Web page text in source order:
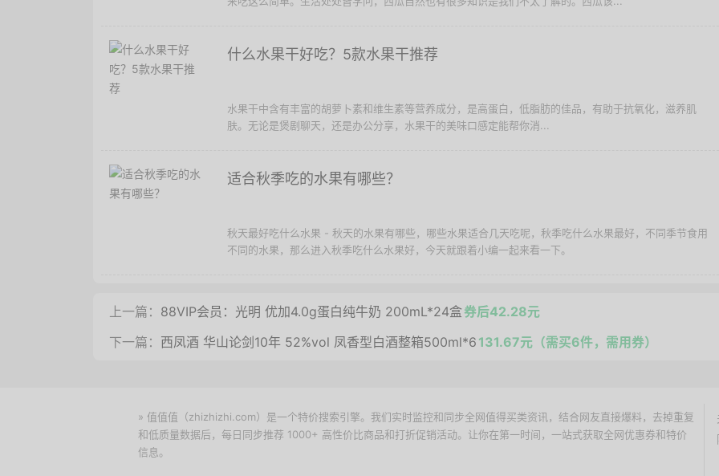
什么水果干好吃？5款水果干推荐
水果干中含有丰富的胡萝卜素和维生素等营养成分，是高蛋白，低脂肪的佳品，有助于抗氧化，滋养肌
肤。无论是煲剧聊天，还是办公分享，水果干的美味口感定能帮你消...
适合秋季吃的水果有哪些？
秋天最好吃什么水果 - 秋天的水果有哪些，哪些水果适合几天吃呢，秋季吃什么水果最好，不同季节食用
不同的水果，那么进入秋季吃什么水果好，今天就跟着小编一起来看一下。
上一篇： 88VIP会员：光明 优加4.0g蛋白纯牛奶 200mL*24盒券后42.28元
下一篇： 西凤酒 华山论剑10年 52%vol 凤香型白酒整箱500ml*6 131.67元（需买6件，需用券）
» 值值值（zhizhizhi.com）是一个特价搜索引擎。我们实时监控和同步全网值得买类资讯，结合网友直接爆料，去掉重复
和低质量数据后，每日同步推荐 1000+ 高性价比商品和打折促销活动。让你在第一时间，一站式获取全网优惠券和特价
信息。